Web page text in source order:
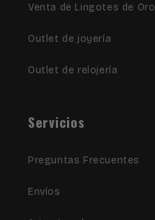
Venta de Lingotes de Oro
Outlet de joyería
Outlet de relojería
Servicios
Preguntas Frecuentes
Envíos